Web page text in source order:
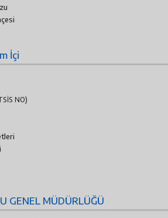
İçi
NO)
GENEL MÜDÜRLÜĞÜ